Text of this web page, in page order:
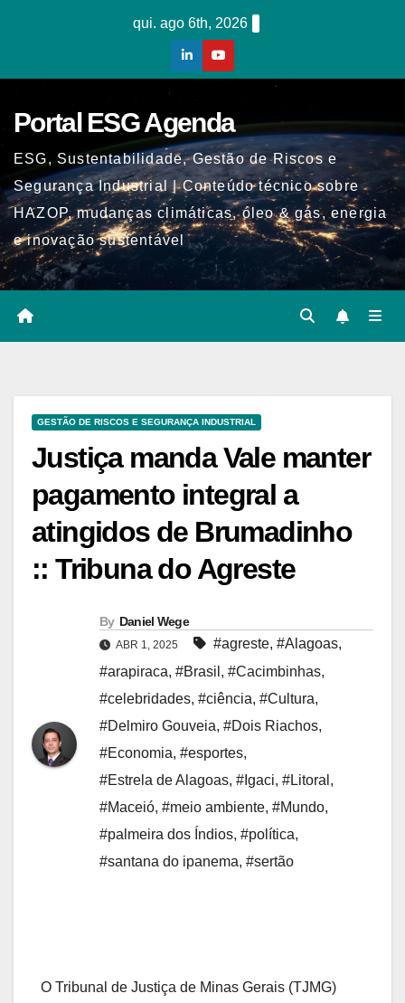
qui. ago 6th, 2026
Portal ESG Agenda
ESG, Sustentabilidade, Gestão de Riscos e
Segurança Industrial | Conteúdo técnico sobre
HAZOP, mudanças climáticas, óleo & gás, energia
e inovação sustentável
GESTÃO DE RISCOS E SEGURANÇA INDUSTRIAL
Justiça manda Vale manter
pagamento integral a
atingidos de Brumadinho
:: Tribuna do Agreste
By Daniel Wege
ABR 1, 2025 #agreste, #Alagoas,
#arapiraca, #Brasil , #Cacimbinhas,
#celebridades, #ciência, #Cultura,
#Delmiro Gouveia, #Dois Riachos,
#Economia, #esportes,
#Estrela de Alagoas, #Igaci, #Litoral ,
#Maceió, #meio ambiente, #Mundo,
#palmeira dos Índios, #política,
#santana do ipanema, #sertão
O Tribunal de Justiça de Minas Gerais (TJMG)